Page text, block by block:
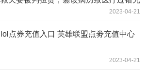
2023-04-21
lol点券充值入口 英雄联盟点劵充值中心
2023-04-21